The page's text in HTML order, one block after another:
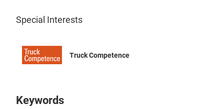
Special Interests
Truck Competence
Keywords